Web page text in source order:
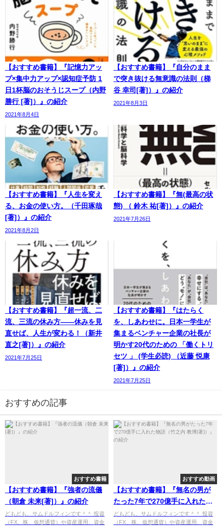
【おすすめ書籍】『記憶力アッ
プ×集中力アップ×認知症予防 1
日1杯脳のおそうじスープ（内野
勝行 [著]）』の紹介
2021年8月4日
【おすすめ書籍】『自分のまま
で突き抜ける無意識の法則（梯
谷 幸司[著]）』の紹介
2021年8月3日
【おすすめ書籍】『人生を変え
る、お金の使い方。（千田琢哉
[著]）』の紹介
2021年8月2日
【おすすめ書籍】『無(最高の状
態) （ 鈴木 祐[著]）』の紹介
2021年7月26日
【おすすめ書籍】『超一流、二
流、三流の休み方――休みを見
直せば、人生が変わる！（新井
直之[著]）』の紹介
2021年7月25日
【おすすめ書籍】『はたらく
を、しあわせに。日本一学生が
集まるベンチャー企業の社長が
明かす20代のための 「働くトリ
セツ 」 (学生必読) （近藤 悦康
[著]）』の紹介
2021年7月25日
おすすめの記事
おすすめ書籍
【おすすめ書籍】『強者の流儀
（朝倉 未来[著]）』の紹介
どもども、サムドルフィンです＾＾ 投資
（FX、株、仮想通貨）や資産運用、資金
おすすめ動画
【おすすめ書籍】『無名の男が
たった7年で270億手に入れた物
語（竹之内 教博[著]）』の紹介
どもども、サムドルフィンです＾＾ 投資
（FX、株、仮想通貨）や資産運用、資金